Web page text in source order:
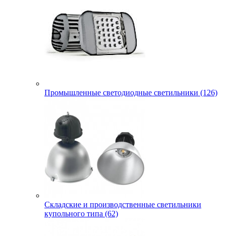
Промышленные светодиодные светильники (126)
Складские и производственные светильники
купольного типа (62)